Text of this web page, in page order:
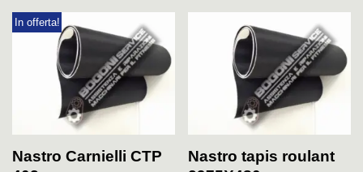
In offerta!
Nastro Carnielli CTP
Nastro tapis roulant